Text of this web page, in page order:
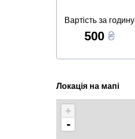
Вартість за годину
500₴
Локація на мапі
+
-